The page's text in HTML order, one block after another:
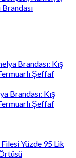
Brandası: Kış
Şeffaf